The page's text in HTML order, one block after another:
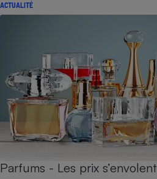
ACTUALITÉ
Parfums - Les prix s’envolent